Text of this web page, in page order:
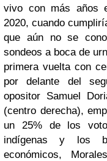
vivo con más años
2020, cuando
que aún no se
sondeos a boca de
primera vuelta con
por delante del
opositor Samuel
(centro derecha),
un 25% de los
indígenas y los
económicos,